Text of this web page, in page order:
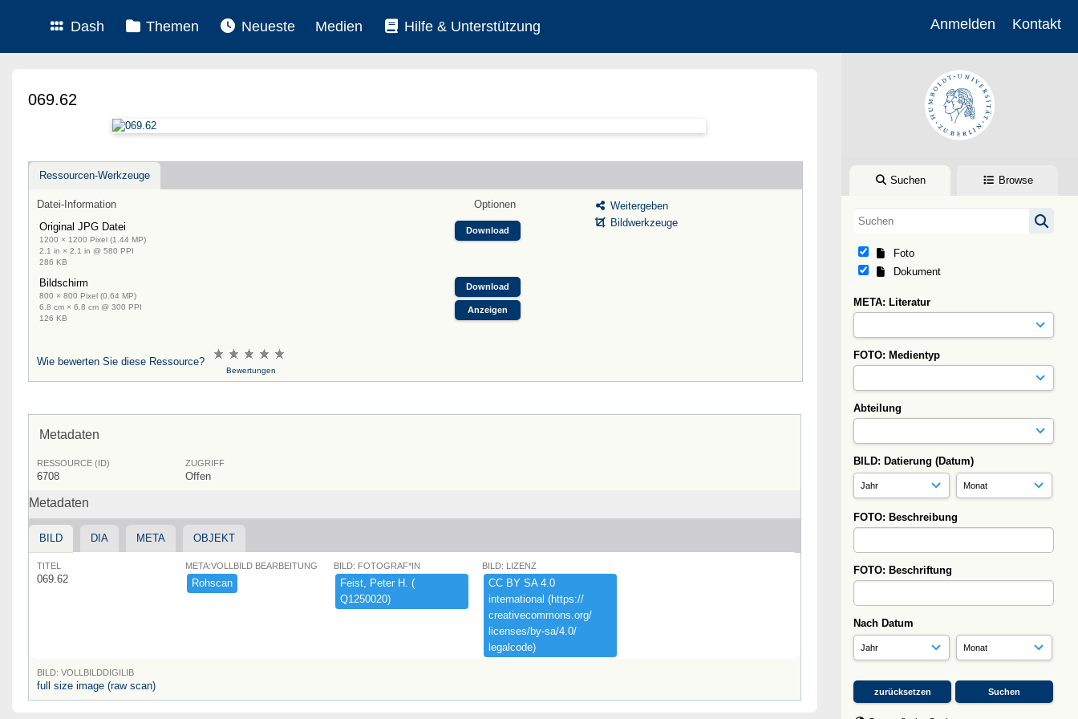
Dash Themen Neueste Medien Hilfe & Unterstützung Anmelden Kontakt
Suchen Browse
Foto
Dokument
META: Literatur
FOTO: Medientyp
Abteilung
BILD: Datierung (Datum)
FOTO: Beschreibung
FOTO: Beschriftung
Nach Datum
069.62
Ressourcen-Werkzeuge
Datei-Information
Optionen
Original JPG Datei
1200 × 1200 Pixel (1.44 MP)
2.1 in × 2.1 in @ 580 PPI
286 KB
Download
Bildschirm
800 × 800 Pixel (0.64 MP)
6.8 cm × 6.8 cm @ 300 PPI
126 KB
Download
Anzeigen
Weitergeben
Bildwerkzeuge
Wie bewerten Sie diese Ressource?
Bewertungen
Metadaten
RESSOURCE (ID)
6708
ZUGRIFF
Offen
Metadaten
BILD DIA META OBJEKT
TITEL
069.62
META:VOLLBILD BEARBEITUNG
Rohscan
BILD: FOTOGRAF*IN
Feist,​ ​Peter ​H.​ ​(​
Q1250020)​
BILD: LIZENZ
CC ​BY ​SA ​4.​0 ​
international ​(​https:​/​/​
creativecommons.​org/​
licenses/​by-​sa/​4.​0/​
legalcode)​
BILD: VOLLBILDDIGILIB
full size image (raw scan)